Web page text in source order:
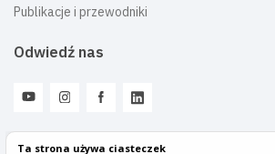
Ta strona używa ciasteczek
Publikacje i przewodniki
Odwiedź nas